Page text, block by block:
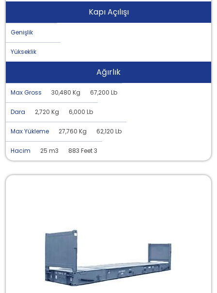
Kapı Açılışı
Genişlik
Yükseklik
Ağırlık
Max Gross 30,480 Kg 67,200 Lb
Dara 2,720 Kg 6,000 Lb
Max Yükleme 27,760 Kg 62,120 Lb
Hacim 25 m3 883 Feet 3